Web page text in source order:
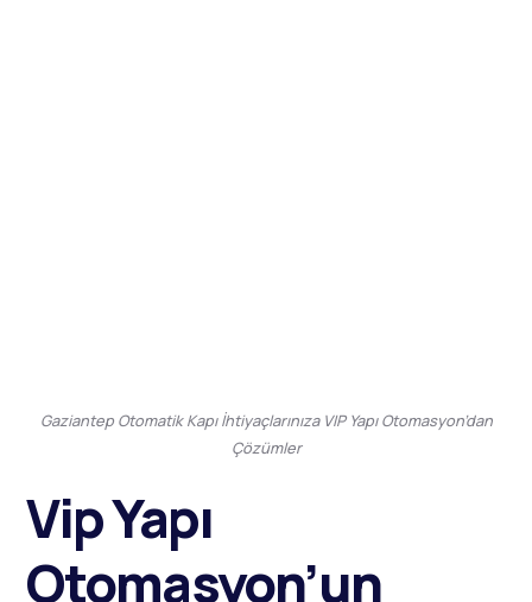
Gaziantep Otomatik Kapı İhtiyaçlarınıza VIP Yapı Otomasyon’dan
Çözümler
Vip Yapı
Otomasyon’un